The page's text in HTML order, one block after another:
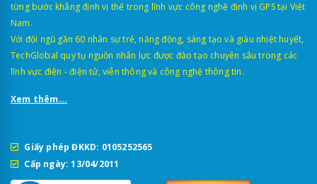
từng bước khẳng định vị thế trong lĩnh vực công nghệ định vị GPS tại Việt
Nam.
Với đội ngũ gần 60 nhân sự trẻ, năng động, sáng tạo và giàu nhiệt huyết,
TechGlobal quy tụ nguồn nhân lực được đào tạo chuyên sâu trong các
lĩnh vực điện - điện tử, viễn thông và công nghệ thông tin.
Xem thêm...
Giấy phép ĐKKD: 0105252565
Cấp ngày: 13/04/2011